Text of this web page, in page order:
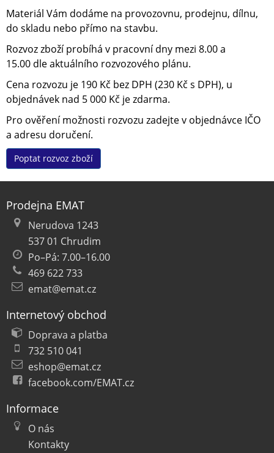
Materiál Vám dodáme na provozovnu, prodejnu, dílnu,
do skladu nebo přímo na stavbu.
Rozvoz zboží probíhá v pracovní dny mezi 8.00 a
15.00 dle aktuálního rozvozového plánu.
Cena rozvozu je 190 Kč bez DPH (230 Kč s DPH), u
objednávek nad 5 000 Kč je zdarma.
Pro ověření možnosti rozvozu zadejte v objednávce IČO
a adresu doručení.
Poptat rozvoz zboží
Prodejna EMAT
Nerudova 1243
537 01 Chrudim
Po–Pá: 7.00–16.00
469 622 733
emat@emat.cz
Internetový obchod
Doprava a platba
732 510 041
eshop@emat.cz
facebook.com/EMAT.cz
Informace
O nás
Kontakty